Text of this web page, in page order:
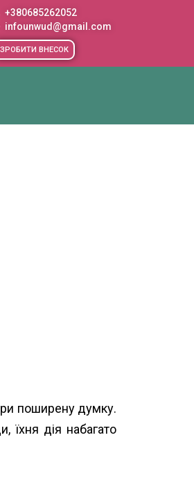
+380685262052
infounwud@gmail.com
ЗРОБИТИ ВНЕСОК
поширену думку.
їхня дія набагато